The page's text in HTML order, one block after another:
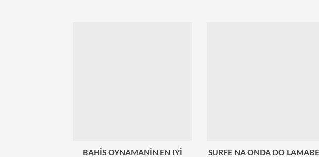
BAHIS OYNAMANIN EN IYI
SURFE NA ONDA DO